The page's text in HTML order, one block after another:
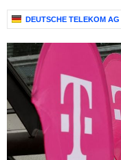
DEUTSCHE TELEKOM AG